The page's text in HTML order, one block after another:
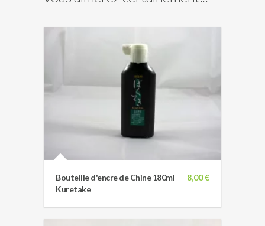
8,00 €
Bouteille d'encre de Chine 180ml
Kuretake